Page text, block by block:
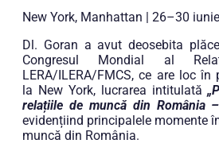
New York, Manhattan | 26–30
Dl. Goran a avut deosebita
Congresul Mondial al
LERA/ILERA/FMCS, ce are loc în
la New York, lucrarea intitulată
relațiile de muncă din România
evidențiind principalele momente
muncă din România.